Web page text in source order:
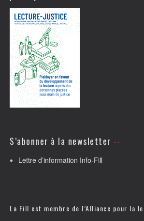
S’abonner à la newsletter
Lettre d’information Info-Fill
La Fill est membre de l’Alliance pour la